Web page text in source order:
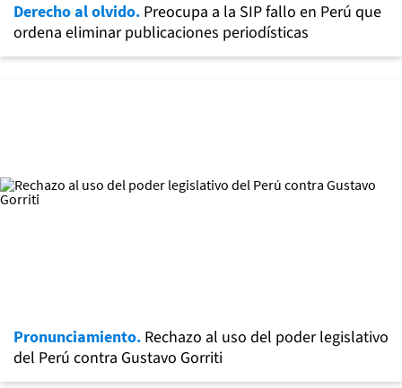
Derecho al olvido. Preocupa a la SIP fallo en Perú que
ordena eliminar publicaciones periodísticas
Pronunciamiento. Rechazo al uso del poder legislativo
del Perú contra Gustavo Gorriti